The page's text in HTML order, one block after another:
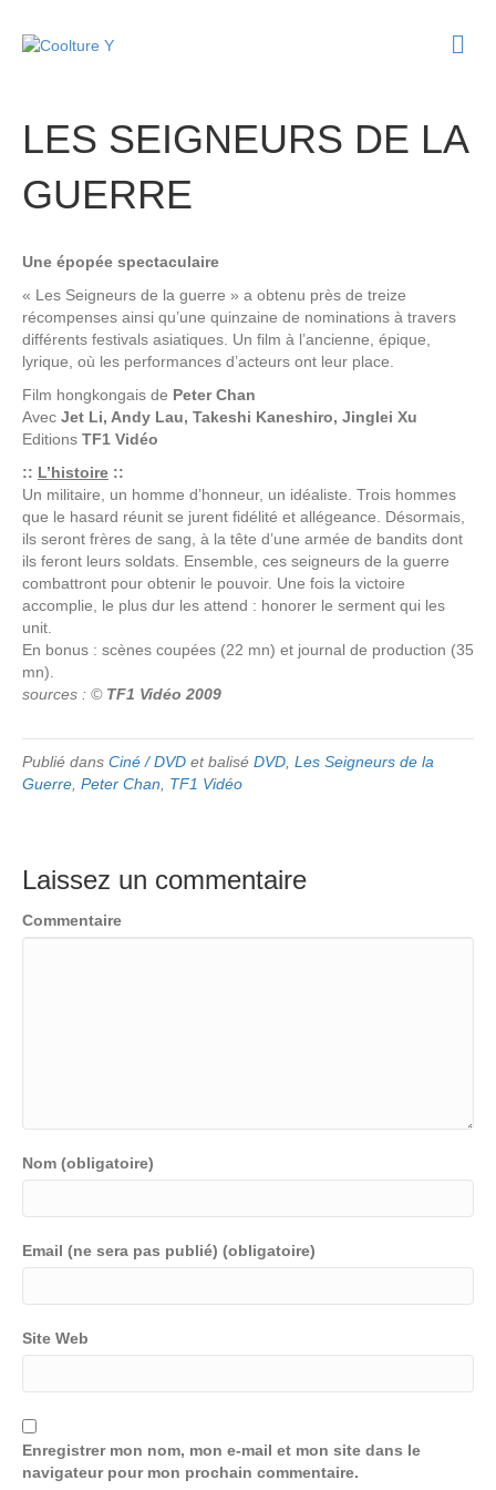
LES SEIGNEURS DE LA
GUERRE
Une épopée spectaculaire
« Les Seigneurs de la guerre » a obtenu près de treize
récompenses ainsi qu’une quinzaine de nominations à travers
différents festivals asiatiques. Un film à l’ancienne, épique,
lyrique, où les performances d’acteurs ont leur place.
Film hongkongais de Peter Chan
Avec Jet Li, Andy Lau, Takeshi Kaneshiro, Jinglei Xu
Editions TF1 Vidéo
:: L’histoire ::
Un militaire, un homme d’honneur, un idéaliste. Trois hommes
que le hasard réunit se jurent fidélité et allégeance. Désormais,
ils seront frères de sang, à la tête d’une armée de bandits dont
ils feront leurs soldats. Ensemble, ces seigneurs de la guerre
combattront pour obtenir le pouvoir. Une fois la victoire
accomplie, le plus dur les attend : honorer le serment qui les
unit.
En bonus : scènes coupées (22 mn) et journal de production (35
mn).
sources : © TF1 Vidéo 2009
Publié dans Ciné / DVD et balisé DVD, Les Seigneurs de la
Guerre, Peter Chan, TF1 Vidéo
Laissez un commentaire
Commentaire
Nom (obligatoire)
Email (ne sera pas publié) (obligatoire)
Site Web
Enregistrer mon nom, mon e-mail et mon site dans le
navigateur pour mon prochain commentaire.